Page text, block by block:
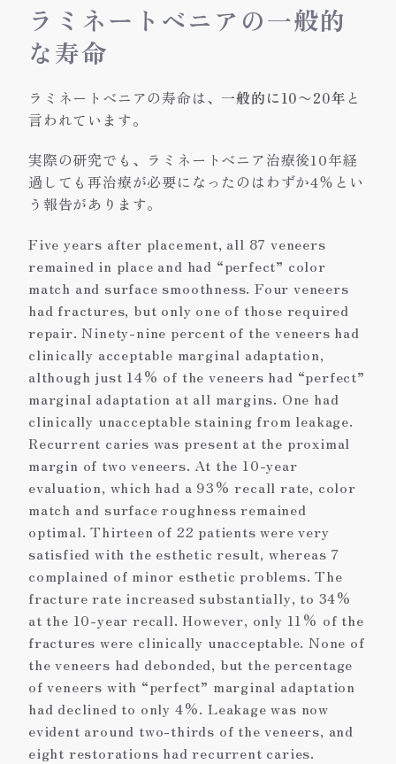
ラミネートベニアの一般的
な寿命
ラミネートベニアの寿命は、 一般的に10〜20年 と
言われています。
実際の研究でも、ラミネートベニア治療後10年経
過しても再治療が必要になったのはわずか4％とい
う報告があります。
Five years after placement, all 87 veneers
remained in place and had “perfect” color
match and surface smoothness. Four veneers
had fractures, but only one of those required
repair. Ninety-nine percent of the veneers had
clinically acceptable marginal adaptation,
although just 14% of the veneers had “perfect”
marginal adaptation at all margins. One had
clinically unacceptable staining from leakage.
Recurrent caries was present at the proximal
margin of two veneers. At the 10-year
evaluation, which had a 93% recall rate, color
match and surface roughness remained
optimal. Thirteen of 22 patients were very
satisfied with the esthetic result, whereas 7
complained of minor esthetic problems. The
fracture rate increased substantially, to 34%
at the 10-year recall. However, only 11% of the
fractures were clinically unacceptable. None of
the veneers had debonded, but the percentage
of veneers with “perfect” marginal adaptation
had declined to only 4%. Leakage was now
evident around two-thirds of the veneers, and
eight restorations had recurrent caries.